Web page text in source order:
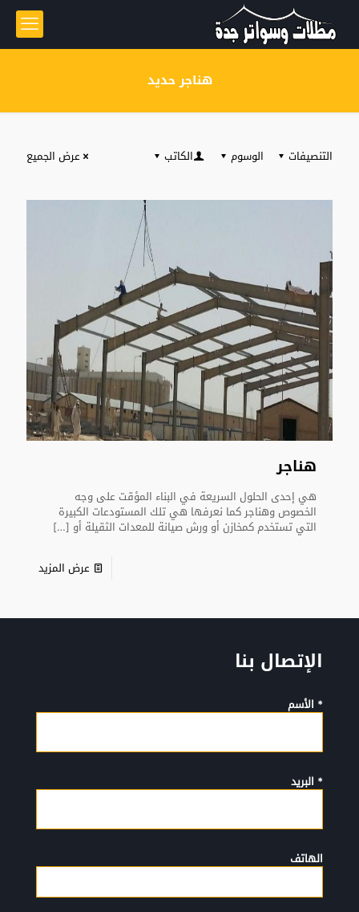
هناجر حديد
التنصيفات الوسوم الكاتب عرض الجميع
هناجر
هي إحدى الحلول السريعة في البناء المؤقت على وجه
الخصوص وهناجر كما نعرفها هي تلك المستودعات الكبيرة
التي تستخدم كمخازن أو ورش صيانة للمعدات الثقيلة أو […]
عرض المزيد
الإتصال بنا
* الأسم
* البريد
الهاتف